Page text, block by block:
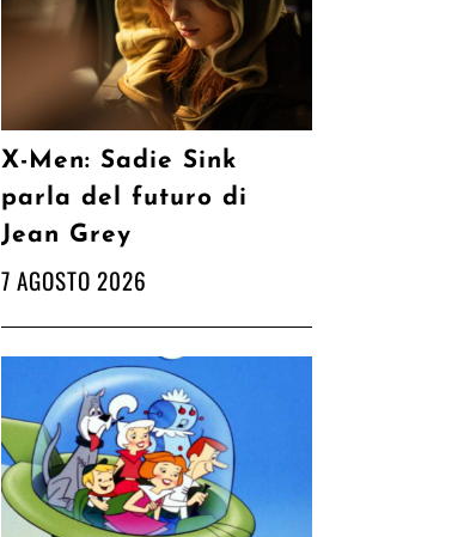
X-Men: Sadie Sink
parla del futuro di
Jean Grey
7 AGOSTO 2026